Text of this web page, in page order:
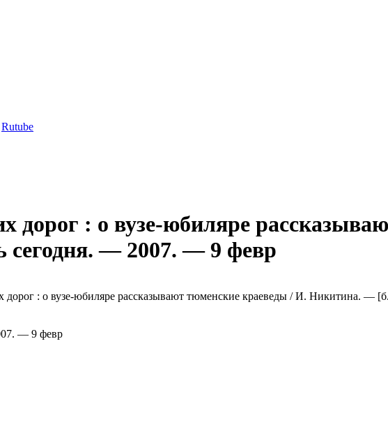
Rutube
дорог : о вузе-юбиляре
сегодня. — 2007. — 9 февр
: о вузе-юбиляре рассказывают тюменские краеведы / И. Никитина. —
— 9 февр